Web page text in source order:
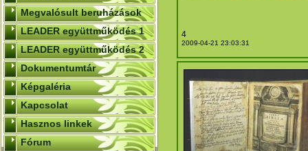
Megvalósult beruházások
LEADER együttműködés 1
LEADER együttműködés 2
Dokumentumtár
Képgaléria
Kapcsolat
Hasznos linkek
Fórum
4
2009-04-21 23:03:31